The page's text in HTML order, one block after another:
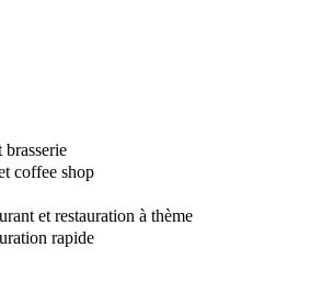
brasserie
coffee shop
et restauration à thème
rapide